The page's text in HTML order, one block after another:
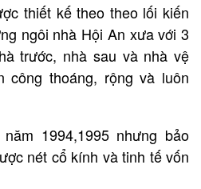
thiết kế theo theo lối kiến
ngôi nhà Hội An xưa với 3
trước, nhà sau và nhà vệ
công thoáng, rộng và luôn
1994,1995 nhưng bảo
nét cổ kính và tinh tế vốn